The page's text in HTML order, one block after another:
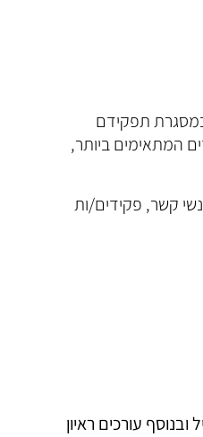
תפקידם
המתאימים ביותר,
קשר, פקידים/ות
עורכים ראיון